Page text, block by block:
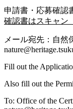
申請書・応募確認
確認書はスキャン
メール宛先：自
Fill out the
Also fill out the
To: Office of the